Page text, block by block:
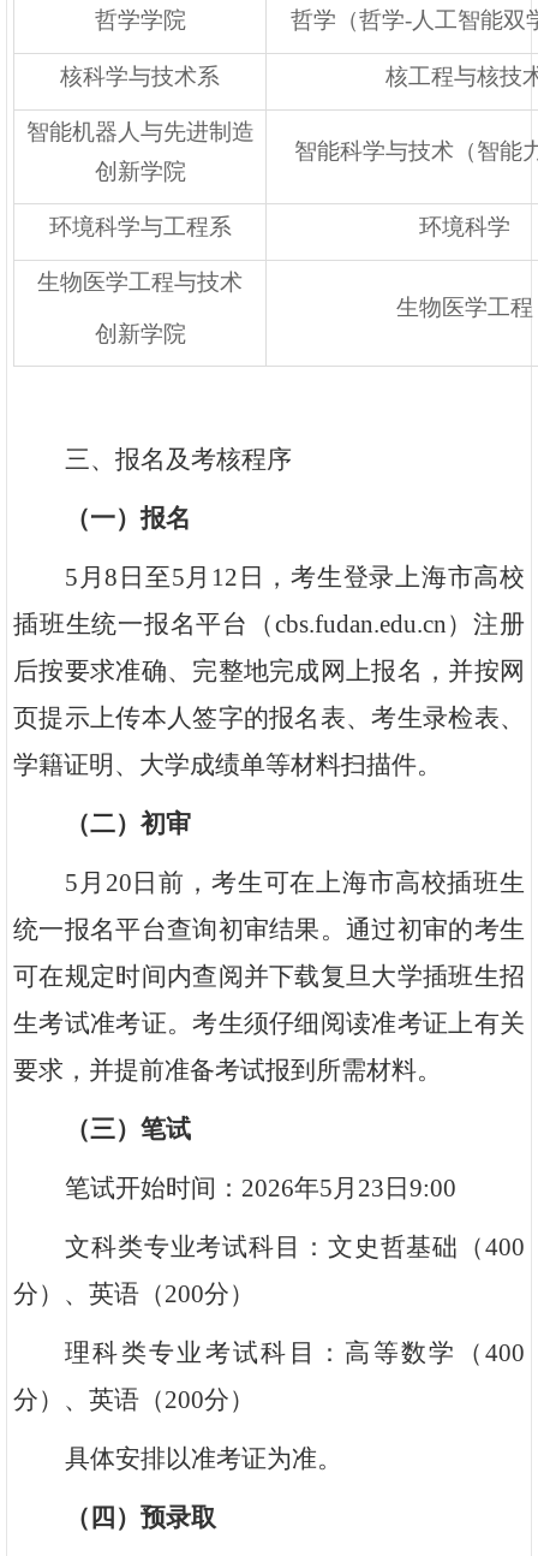
哲学学院 哲学（哲学-人工智能双
核科学与技术系 核工程与核技
智能机器人与先进制造
创新学院
智能科学与技术（智能
环境科学与工程系 环境科学
生物医学工程与技术
创新学院
生物医学工程
三、报名及考核程序
（一）报名
5月8日至5月12日，考生登录 上海市高校
插班生统一报名平台
（cbs.fudan.edu.cn）注册
后按要求准确、完整地完成网上报名，并按网
页提示上传本人签字的报名表、考生录检表、
学籍证明、大学成绩单等材料扫描件。
（二）初审
5 月20日前，考生可在上海市高校插班生
统一报名平台查询初审结果。通过初审的考生
可在规定时间内查阅并下载复旦大学插班生招
生考试准考证。考生须仔细阅读准考证上有关
要求，并提前准备考试报到所需材料。
（三）笔试
笔试开始时间：2026年5月23日9:00
文科类专业考试科目：文史哲基础（400
分）、英语（200分）
理科类专业考试科目：高等数学（400
分）、英语（200分）
具体安排以准考证为准。
（四）预录取